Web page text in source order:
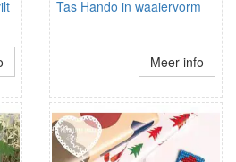
Tas Hando in waaiervorm
Meer info